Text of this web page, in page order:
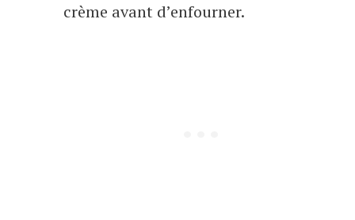
crème avant d’enfourner.